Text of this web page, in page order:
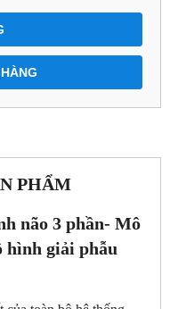
PHẨM
não 3 phần- Mô
hình giải phẫu